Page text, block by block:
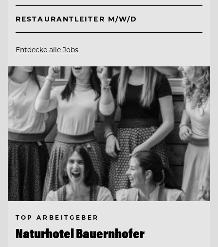
RESTAURANTLEITER M/W/D
Entdecke alle Jobs
TOP ARBEITGEBER
Naturhotel Bauernhofer